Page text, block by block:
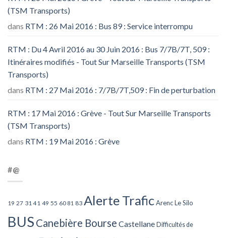
(TSM Transports)
dans RTM : 26 Mai 2016 : Bus 89 : Service interrompu
RTM : Du 4 Avril 2016 au 30 Juin 2016 : Bus 7/7B/7T, 509 :
Itinéraires modifiés - Tout Sur Marseille Transports (TSM
Transports)
dans RTM : 27 Mai 2016 : 7/7B/7T,509 : Fin de perturbation
RTM : 17 Mai 2016 : Grève - Tout Sur Marseille Transports
(TSM Transports)
dans RTM : 19 Mai 2016 : Grève
#@
19 27 31 41 49 55 60 81 83 Alerte TraficArenc Le Silo
BUS Canebière Bourse Castellane Difficultés de